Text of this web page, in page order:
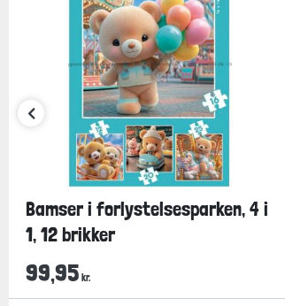
Bamser i forlystelsesparken, 4 i
1, 12 brikker
99,95 kr.